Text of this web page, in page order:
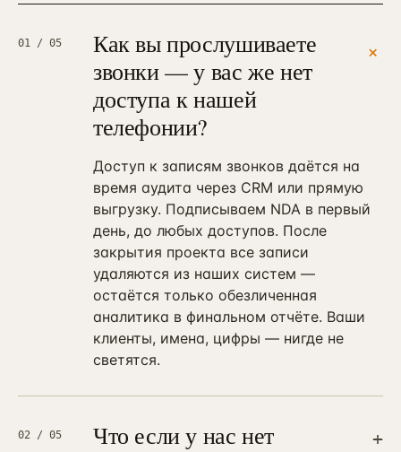
01 / 05
Как вы прослушиваете
звонки — у вас же нет
доступа к нашей
телефонии?
+
Доступ к записям звонков даётся на
время аудита через CRM или прямую
выгрузку. Подписываем NDA в первый
день, до любых доступов. После
закрытия проекта все записи
удаляются из наших систем —
остаётся только обезличенная
аналитика в финальном отчёте. Ваши
клиенты, имена, цифры — нигде не
светятся.
02 / 05
Что если у нас нет
+